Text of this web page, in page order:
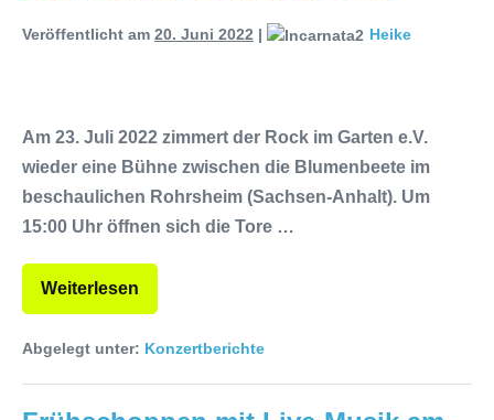
Veröffentlicht am 20. Juni 2022 | Heike
Am 23. Juli 2022 zimmert der Rock im Garten e.V.
wieder eine Bühne zwischen die Blumenbeete im
beschaulichen Rohrsheim (Sachsen-Anhalt). Um
15:00 Uhr öffnen sich die Tore …
Weiterlesen
Abgelegt unter: Konzertberichte